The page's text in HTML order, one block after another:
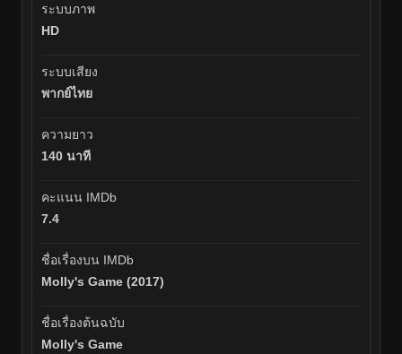
ระบบภาพ
HD
ระบบเสียง
พากย์ไทย
ความยาว
140 นาที
คะแนน IMDb
7.4
ชื่อเรื่องบน IMDb
Molly's Game (2017)
ชื่อเรื่องต้นฉบับ
Molly's Game